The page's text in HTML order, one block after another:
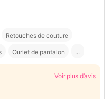
Retouches de couture
Ourlet de pantalon ...
Voir plus d’avis